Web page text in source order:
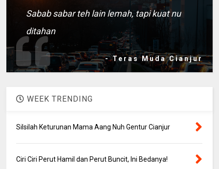
Sabab sabar teh lain lemah, tapi kuat nu
ditahan
- Teras Muda Cianjur
WEEK TRENDING
Silsilah Keturunan Mama Aang Nuh Gentur Cianjur
Ciri Ciri Perut Hamil dan Perut Buncit, Ini Bedanya!